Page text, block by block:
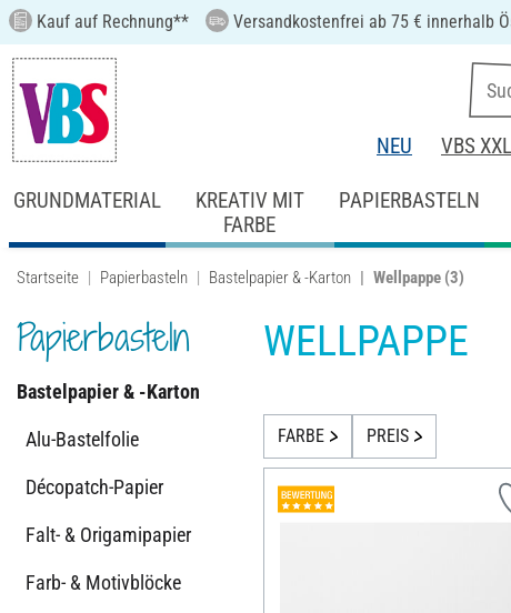
Kauf auf Rechnung** Versandkostenfrei ab 75 € innerhalb
NEU VBS XXL
GRUNDMATERIAL
KREATIV MIT
FARBE
PAPIERBASTELN
Startseite Papierbasteln Bastelpapier & -Karton Wellpappe (3)
Papierbasteln
Bastelpapier & -Karton
Alu-Bastelfolie
Décopatch-Papier
Falt- & Origamipapier
Farb- & Motivblöcke
WELLPAPPE
FARBE PREIS